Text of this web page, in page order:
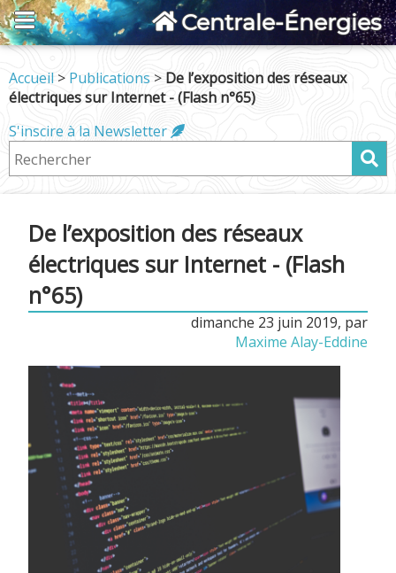
Centrale-Énergies
Accueil > Publications > De l’exposition des réseaux
électriques sur Internet - (Flash n°65)
S'inscire à la Newsletter
De l’exposition des réseaux
électriques sur Internet - (Flash
n°65)
dimanche 23 juin 2019, par
Maxime Alay-Eddine